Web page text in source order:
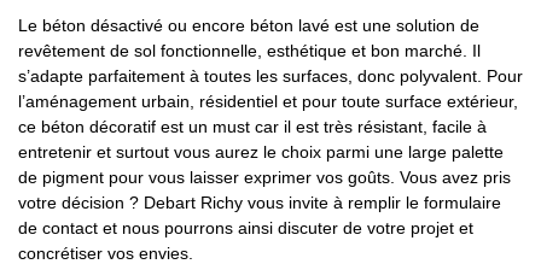
Le béton désactivé ou encore béton lavé est une solution de
revêtement de sol fonctionnelle, esthétique et bon marché. Il
s’adapte parfaitement à toutes les surfaces, donc polyvalent. Pour
l’aménagement urbain, résidentiel et pour toute surface extérieur,
ce béton décoratif est un must car il est très résistant, facile à
entretenir et surtout vous aurez le choix parmi une large palette
de pigment pour vous laisser exprimer vos goûts. Vous avez pris
votre décision ? Debart Richy vous invite à remplir le formulaire
de contact et nous pourrons ainsi discuter de votre projet et
concrétiser vos envies.